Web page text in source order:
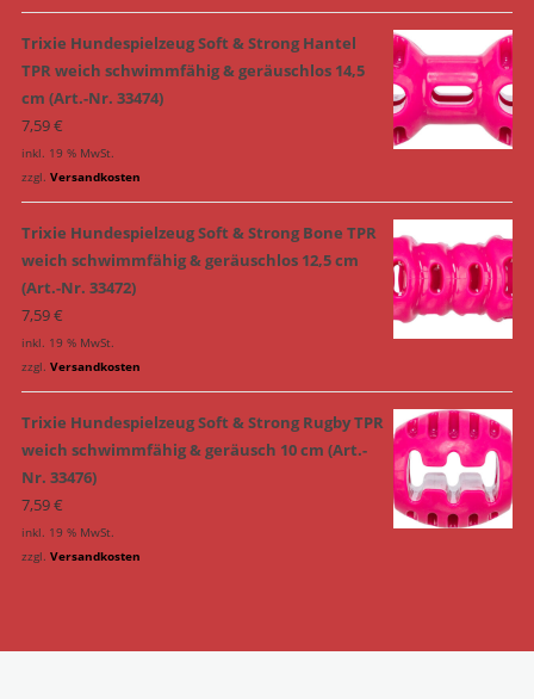
Trixie Hundespielzeug Soft & Strong Hantel
TPR weich schwimmfähig & geräuschlos 14,5
cm (Art.-Nr. 33474)
7,59€
inkl. 19 % MwSt.
zzgl. Versandkosten
Trixie Hundespielzeug Soft & Strong Bone TPR
weich schwimmfähig & geräuschlos 12,5 cm
(Art.-Nr. 33472)
7,59€
inkl. 19 % MwSt.
zzgl. Versandkosten
Trixie Hundespielzeug Soft & Strong Rugby TPR
weich schwimmfähig & geräusch 10 cm (Art.-
Nr. 33476)
7,59€
inkl. 19 % MwSt.
zzgl. Versandkosten